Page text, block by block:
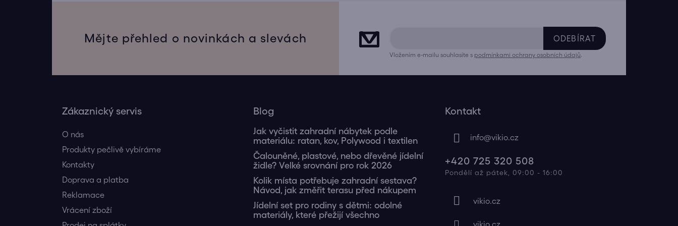
Mějte přehled o novinkách a slevách ODEBÍRAT
Vložením e-mailu souhlasíte s podmínkami ochrany osobních údajů
Zákaznický servis
O nás
Produkty pečlivě vybíráme
Kontakty
Doprava a platba
Reklamace
Vrácení zboží
Blog
Jak vyčistit zahradní nábytek podle
materiálu: ratan, kov, Polywood i textilen
Čalouněné, plastové, nebo dřevěné jídelní
židle? Velké srovnání pro rok 2026
Kolik místa potřebuje zahradní sestava?
Návod, jak změřit terasu před nákupem
Jídelní set pro rodiny s dětmi: odolné
materiály, které přežijí všechno
Kontakt
info@vikio.cz
+420 725 320 508